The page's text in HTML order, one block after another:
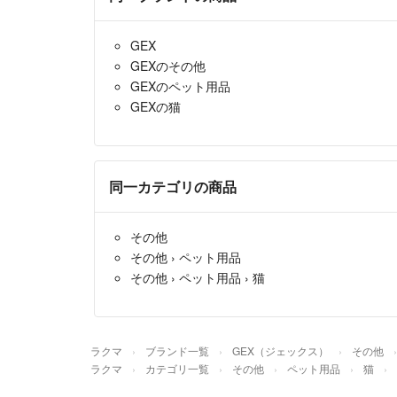
GEX
GEXのその他
GEXのペット用品
GEXの猫
同一カテゴリの商品
その他
その他 › ペット用品
その他 › ペット用品 › 猫
ラクマ ブランド一覧 GEX（ジェックス） その他
ラクマ カテゴリ一覧 その他 ペット用品 猫